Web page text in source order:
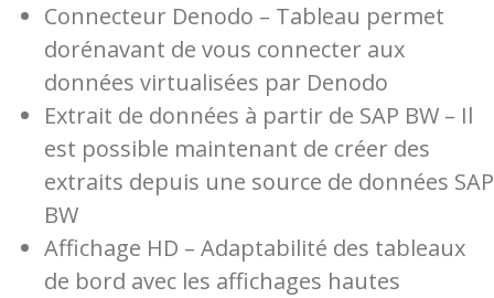
Connecteur Denodo – Tableau permet
dorénavant de vous connecter aux
données virtualisées par Denodo
Extrait de données à partir de SAP BW – Il
est possible maintenant de créer des
extraits depuis une source de données SAP
BW
Affichage HD – Adaptabilité des tableaux
de bord avec les affichages hautes